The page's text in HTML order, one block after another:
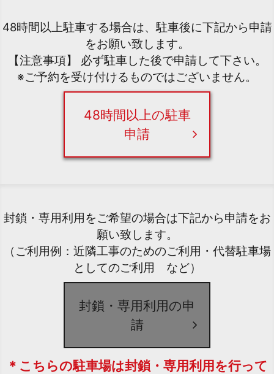
48時間以上駐車する場合は、駐車後に下記から申請
をお願い致します。
【注意事項】 必ず駐車した後で申請して下さい。
※ご予約を受け付けるものではございません。
48時間以上の駐車
申請
封鎖・専用利用をご希望の場合は下記から申請をお
願い致します。
（ご利用例：近隣工事のためのご利用・代替駐車場
としてのご利用 など）
封鎖・専用利用の申
請
＊こちらの駐車場は封鎖・専用利用を行って